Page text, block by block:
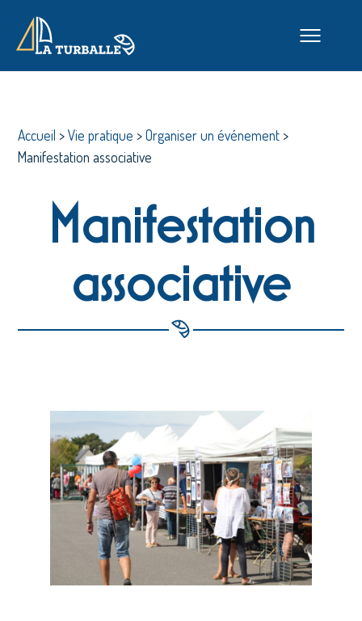
Accueil >Vie pratique >Organiser un événement >
Manifestation associative
Manifestation
associative